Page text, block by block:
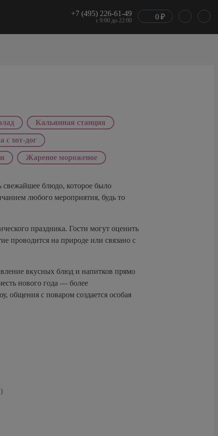
+7 (495) 226-61-49
с 9:00 до 22:00 0₽
Кальянная станция
c хот-дог
Жареное мороженое
свежайшее блюдо, которое было
любого мероприятия, будь то
праздника. Гости могут оценить
проводится на природе или связано с
вкусных блюд и напитков прямо
нового года — более
общения с поваром создается особая